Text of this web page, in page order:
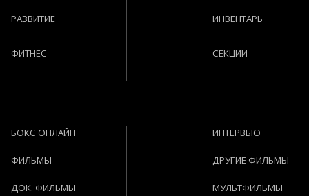
РАЗВИТИЕ
ФИТНЕС
ИНВЕНТАРЬ
СЕКЦИИ
БОКС ОНЛАЙН
ФИЛЬМЫ
ДОК. ФИЛЬМЫ
ИНТЕРВЬЮ
ДРУГИЕ ФИЛЬМЫ
МУЛЬТФИЛЬМЫ